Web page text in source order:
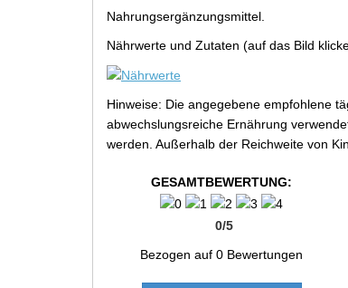
Nahrungsergänzungsmittel.
Nährwerte und Zutaten (auf das Bild
Hinweise: Die angegebene empfohlene
abwechslungsreiche Ernährung
werden. Außerhalb der Reichweite von
GESAMTBEWERTUNG:
0/5
Bezogen auf0 Bewertungen